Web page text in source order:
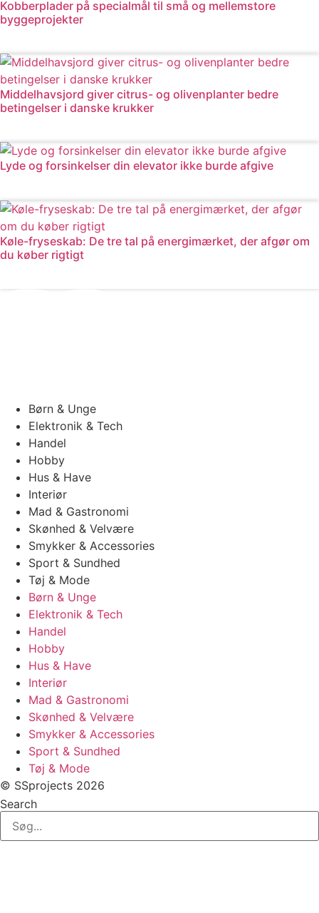
Kobberplader på specialmål til små og mellemstore
byggeprojekter
Middelhavsjord giver citrus- og olivenplanter bedre
betingelser i danske krukker
Lyde og forsinkelser din elevator ikke burde afgive
Køle-fryseskab: De tre tal på energimærket, der afgør om
du køber rigtigt
Børn & Unge
Elektronik & Tech
Handel
Hobby
Hus & Have
Interiør
Mad & Gastronomi
Skønhed & Velvære
Smykker & Accessories
Sport & Sundhed
Tøj & Mode
Børn & Unge
Elektronik & Tech
Handel
Hobby
Hus & Have
Interiør
Mad & Gastronomi
Skønhed & Velvære
Smykker & Accessories
Sport & Sundhed
Tøj & Mode
© SSprojects 2026
Search